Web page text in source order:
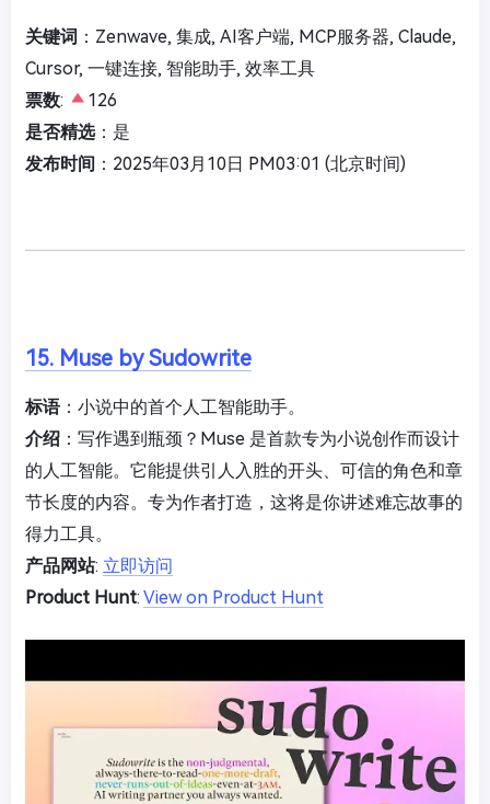
关键词 ：Zenwave, 集成, AI客户端, MCP服务器, Claude,
Cursor, 一键连接, 智能助手, 效率工具
票数:
126
是否精选：是
发布时间 ：2025年03月10日 PM03:01 (北京时间)
15. Muse by Sudowrite
标语：小说中的首个人工智能助手。
介绍 ：写作遇到瓶颈？Muse 是首款专为小说创作而设计
的人工智能。它能提供引人入胜的开头、可信的角色和章
节长度的内容。专为作者打造，这将是你讲述难忘故事的
得力工具。
产品网站: 立即访问
Product Hunt: View on Product Hunt